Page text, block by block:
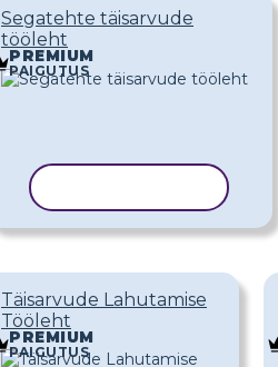
Segatehte täisarvude
tööleht
PREMIUM
PAIGUTUS
Täisarvude Lahutamise
Tööleht
PREMIUM
PAIGUTUS